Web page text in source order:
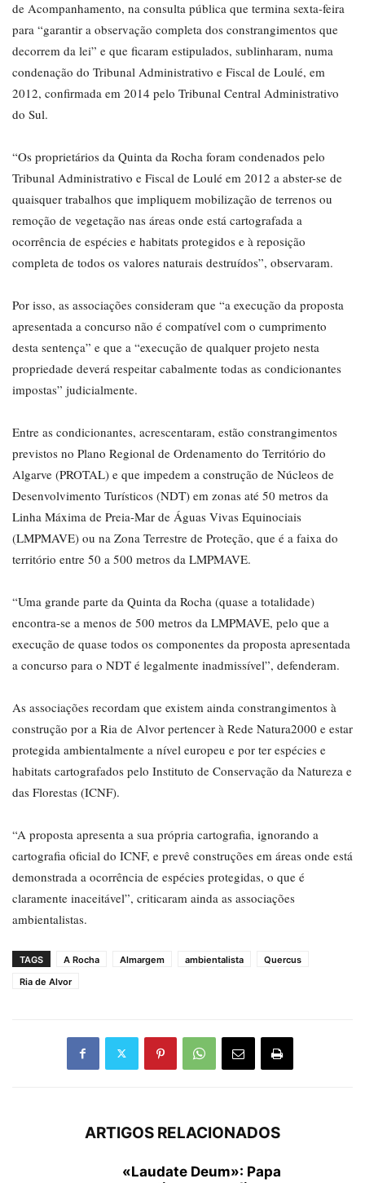
de Acompanhamento, na consulta pública que termina sexta-feira
para “garantir a observação completa dos constrangimentos que
decorrem da lei” e que ficaram estipulados, sublinharam, numa
condenação do Tribunal Administrativo e Fiscal de Loulé, em
2012, confirmada em 2014 pelo Tribunal Central Administrativo
do Sul.
“Os proprietários da Quinta da Rocha foram condenados pelo
Tribunal Administrativo e Fiscal de Loulé em 2012 a abster-se de
quaisquer trabalhos que impliquem mobilização de terrenos ou
remoção de vegetação nas áreas onde está cartografada a
ocorrência de espécies e habitats protegidos e à reposição
completa de todos os valores naturais destruídos”, observaram.
Por isso, as associações consideram que “a execução da proposta
apresentada a concurso não é compatível com o cumprimento
desta sentença” e que a “execução de qualquer projeto nesta
propriedade deverá respeitar cabalmente todas as condicionantes
impostas” judicialmente.
Entre as condicionantes, acrescentaram, estão constrangimentos
previstos no Plano Regional de Ordenamento do Território do
Algarve (PROTAL) e que impedem a construção de Núcleos de
Desenvolvimento Turísticos (NDT) em zonas até 50 metros da
Linha Máxima de Preia-Mar de Águas Vivas Equinociais
(LMPMAVE) ou na Zona Terrestre de Proteção, que é a faixa do
território entre 50 a 500 metros da LMPMAVE.
“Uma grande parte da Quinta da Rocha (quase a totalidade)
encontra-se a menos de 500 metros da LMPMAVE, pelo que a
execução de quase todos os componentes da proposta apresentada
a concurso para o NDT é legalmente inadmissível”, defenderam.
As associações recordam que existem ainda constrangimentos à
construção por a Ria de Alvor pertencer à Rede Natura2000 e estar
protegida ambientalmente a nível europeu e por ter espécies e
habitats cartografados pelo Instituto de Conservação da Natureza e
das Florestas (ICNF).
“A proposta apresenta a sua própria cartografia, ignorando a
cartografia oficial do ICNF, e prevê construções em áreas onde está
demonstrada a ocorrência de espécies protegidas, o que é
claramente inaceitável”, criticaram ainda as associações
ambientalistas.
TAGS A Rocha Almargem ambientalista
Quercus
Ria de Alvor
ARTIGOS RELACIONADOS
«Laudate Deum»: Papa